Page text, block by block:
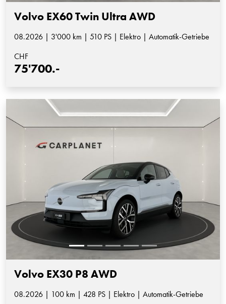
Volvo EX60 Twin Ultra AWD
08.2026 | 3'000 km | 510 PS | Elektro | Automatik-Getriebe
CHF
75'700.-
Volvo EX30 P8 AWD
08.2026 | 100 km | 428 PS | Elektro | Automatik-Getriebe